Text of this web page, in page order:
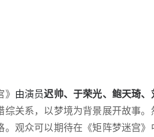
由演员迟帅、于荣光、鲍天琦、
综关系，以梦境为背景展开故事
。观众可以期待在《矩阵梦迷宫